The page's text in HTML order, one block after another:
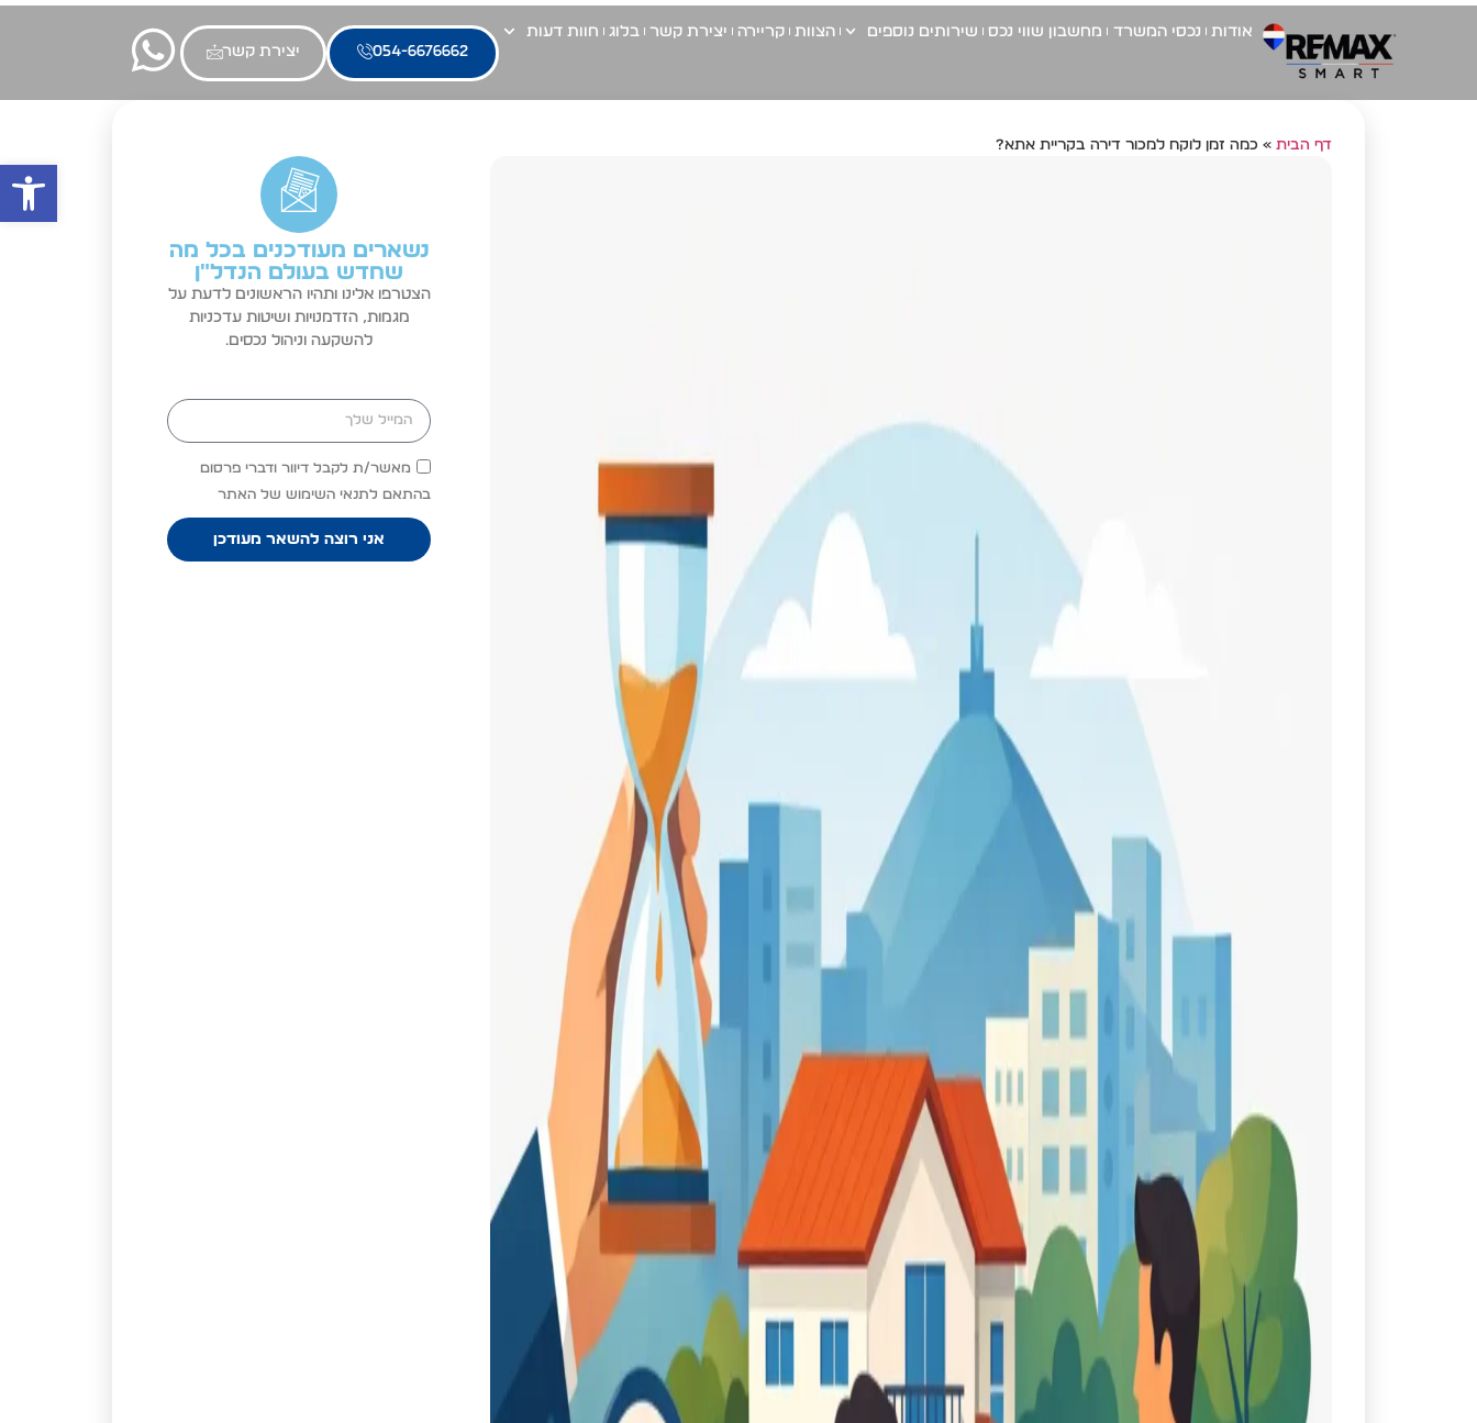
פתח
אודות נכסי המשרד מחשבון שווי נכס שירותים נוספים הצוות קריירה יצירת קשר בלוג
חוות דעות
054-6676662
יצירת קשר
דף הבית » כמה זמן לוקח למכור דירה בקריית אתא?
נשארים מעודכנים בכל מה
שחדש בעולם הנדל"ן
הצטרפו אלינו ותהיו הראשונים לדעת על
מגמות, הזדמנויות ושיטות עדכניות
להשקעה וניהול נכסים.
מאשר/ת לקבל דיוור ודברי פרסום
בהתאם לתנאי השימוש של האתר
אני רוצה להשאר מעודכן